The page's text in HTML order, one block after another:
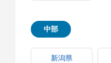
中部
新潟県